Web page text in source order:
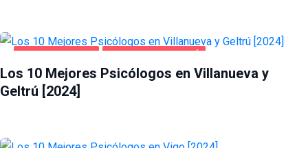
Los 10 Mejores Psicólogos en Villanueva y
Geltrú [2024]